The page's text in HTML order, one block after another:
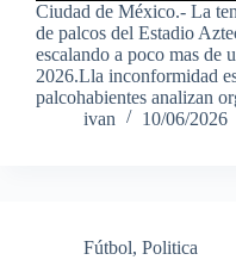
Ciudad de México.- La
de palcos del Estadio
escalando a poco mas de
2026.Lla inconformidad
palcohabientes analizan
ivan
10/06/2026
Fútbol, Politica